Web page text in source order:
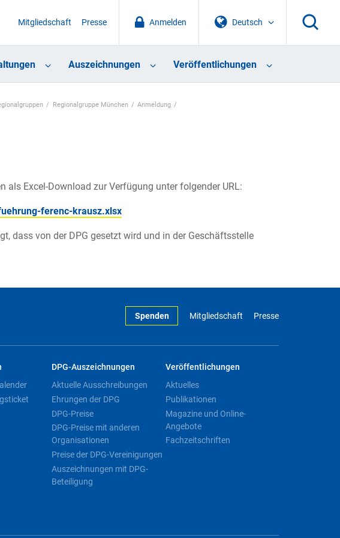
Deutsch
Anmelden
Mitgliedschaft Presse
Auszeichnungen Veröffentlichungen
Regionalgruppe München
Anmeldung
als Excel-Download zur Verfügung unter folgender URL:
ferenc-krausz.xlsx
dass von der DPG gesetzt wird und in der Geschäftsstelle
Spenden Mitgliedschaft Presse
DPG-Auszeichnungen
Aktuelle Ausschreibungen
Ehrungen der DPG
DPG-Preise
DPG-Preise mit anderen
Organisationen
Preise der DPG-Vereinigungen
Auszeichnungen mit DPG-
Beteiligung
Veröffentlichungen
Aktuelles
Publikationen
Magazine und Online-
Angebote
Fachzeitschriften